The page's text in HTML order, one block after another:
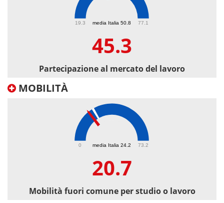
media Italia 50.8
19.3 77.1
45.3
Partecipazione al mercato del lavoro
MOBILITÀ
media Italia 24.2
0 73.2
20.7
Mobilità fuori comune per studio o lavoro